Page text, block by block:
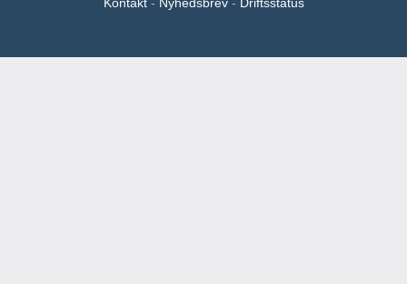
Kontakt- Nyhedsbrev- Driftsstatus